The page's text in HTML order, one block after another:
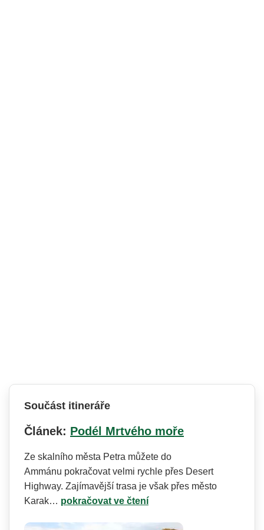
Součást itineráře
Článek: Podél Mrtvého moře
Ze skalního města Petra můžete do
Ammánu pokračovat velmi rychle přes Desert
Highway. Zajímavější trasa je však přes město
Karak… pokračovat ve čtení